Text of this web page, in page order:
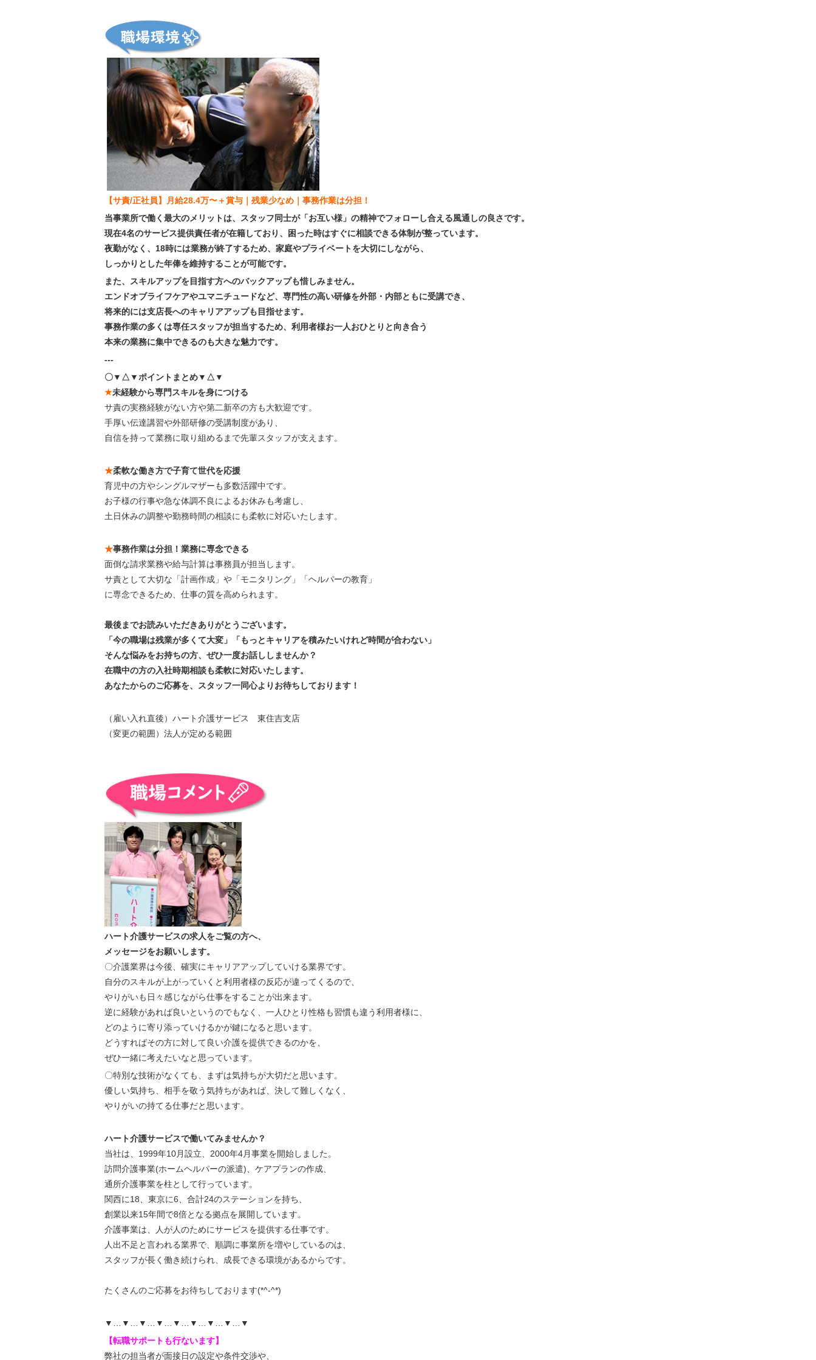
【サ責/正社員】月給28.4万〜＋賞与｜残業少なめ｜事務作業は分担！
当事業所で働く最大のメリットは、スタッフ同士が「お互い様」の精神でフォローし合える風通しの良さです。
現在4名のサービス提供責任者が在籍しており、困った時はすぐに相談できる体制が整っています。
夜勤がなく、18時には業務が終了するため、家庭やプライベートを大切にしながら、
しっかりとした年俸を維持することが可能です。
また、スキルアップを目指す方へのバックアップも惜しみません。
エンドオブライフケアやユマニチュードなど、専門性の高い研修を外部・内部ともに受講でき、
将来的には支店長へのキャリアアップも目指せます。
事務作業の多くは専任スタッフが担当するため、利用者様お一人おひとりと向き合う
本来の業務に集中できるのも大きな魅力です。
---
〇▼△▼ポイントまとめ▼△▼
★未経験から専門スキルを身につける
サ責の実務経験がない方や第二新卒の方も大歓迎です。
手厚い伝達講習や外部研修の受講制度があり、
自信を持って業務に取り組めるまで先輩スタッフが支えます。
★柔軟な働き方で子育て世代を応援
育児中の方やシングルマザーも多数活躍中です。
お子様の行事や急な体調不良によるお休みも考慮し、
土日休みの調整や勤務時間の相談にも柔軟に対応いたします。
★事務作業は分担！業務に専念できる
面倒な請求業務や給与計算は事務員が担当します。
サ責として大切な「計画作成」や「モニタリング」「ヘルパーの教育」
に専念できるため、仕事の質を高められます。
最後までお読みいただきありがとうございます。
「今の職場は残業が多くて大変」「もっとキャリアを積みたいけれど時間が合わない」
そんな悩みをお持ちの方、ぜひ一度お話ししませんか？
在職中の方の入社時期相談も柔軟に対応いたします。
あなたからのご応募を、スタッフ一同心よりお待ちしております！
（雇い入れ直後）ハート介護サービス 東住吉支店
（変更の範囲）法人が定める範囲
ハート介護サービスの求人をご覧の方へ、
メッセージをお願いします。
〇介護業界は今後、確実にキャリアアップしていける業界です。
自分のスキルが上がっていくと利用者様の反応が違ってくるので、
やりがいも日々感じながら仕事をすることが出来ます。
逆に経験があれば良いというのでもなく、一人ひとり性格も習慣も違う利用者様に、
どのように寄り添っていけるかが鍵になると思います。
どうすればその方に対して良い介護を提供できるのかを、
ぜひ一緒に考えたいなと思っています。
〇特別な技術がなくても、まずは気持ちが大切だと思います。
優しい気持ち、相手を敬う気持ちがあれば、決して難しくなく、
やりがいの持てる仕事だと思います。
ハート介護サービスで働いてみませんか？
当社は、1999年10月設立、2000年4月事業を開始しました。
訪問介護事業(ホームヘルパーの派遣)、ケアプランの作成、
通所介護事業を柱として行っています。
関西に18、東京に6、合計24のステーションを持ち、
創業以来15年間で8倍となる拠点を展開しています。
介護事業は、人が人のためにサービスを提供する仕事です。
人出不足と言われる業界で、順調に事業所を増やしているのは、
スタッフが長く働き続けられ、成長できる環境があるからです。
たくさんのご応募をお待ちしております(*^-^*)
▼…▼…▼…▼…▼…▼…▼…▼…▼
【転職サポートも行ないます】
弊社の担当者が面接日の設定や条件交渉や、